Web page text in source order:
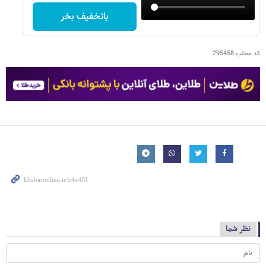
باتخفیف بخر
کد مطلب295458
نظر شما